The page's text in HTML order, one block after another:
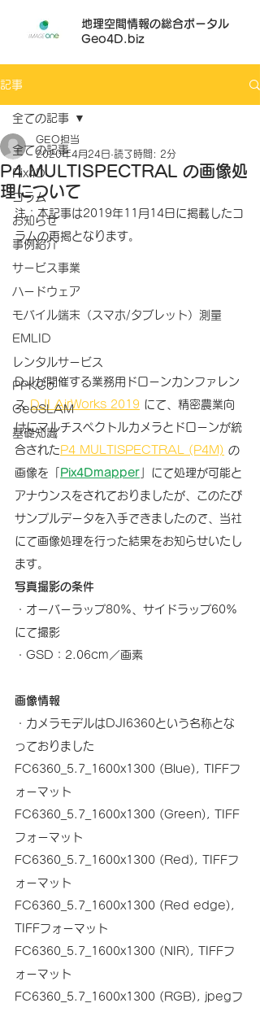
地理空間情報の総合ポータル
Geo4D.biz
記事
全ての記事
Pix4D
コラム
お知らせ
事例紹介
サービス事業
ハードウェア
モバイル端末（スマホ/タブレット）測量
EMLID
レンタルサービス
PPKGo
GeoSLAM
基礎知識
全ての記事
P4 MULTISPECTRAL の画像処
理について
GEO担当
2020年4月24日 読了時間: 2分
注：本記事は2019年11月14日に掲載したコ
ラムの再掲となります。
DJIが開催する業務用ドローンカンファレン
ス DJI AirWorks 2019 にて、精密農業向
けにマルチスペクトルカメラとドローンが統
合された P4 MULTISPECTRAL (P4M) の
画像を「
Pix4Dmapper 」にて処理が可能と
アナウンスをされておりましたが、このたび
サンプルデータを入手できましたので、当社
にて画像処理を行った結果をお知らせいたし
ます。
写真撮影の条件
・オーバーラップ80%、サイドラップ60%
にて撮影
・GSD：2.06cm／画素
画像情報
・カメラモデルはDJI6360という名称とな
っておりました
FC6360_5.7_1600x1300 (Blue), TIFFフ
ォーマット
FC6360_5.7_1600x1300 (Green), TIFF
フォーマット
FC6360_5.7_1600x1300 (Red), TIFFフ
ォーマット
FC6360_5.7_1600x1300 (Red edge),
TIFFフォーマット
FC6360_5.7_1600x1300 (NIR), TIFFフ
ォーマット
FC6360_5.7_1600x1300 (RGB), jpegフ